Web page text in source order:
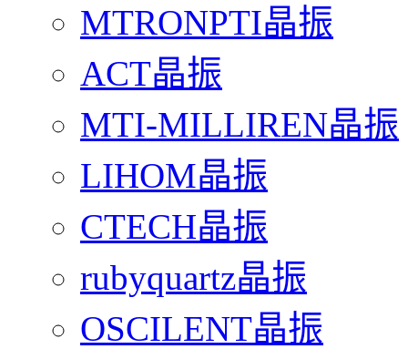
MTRONPTI晶振
ACT晶振
MTI-MILLIREN晶振
LIHOM晶振
CTECH晶振
rubyquartz晶振
OSCILENT晶振